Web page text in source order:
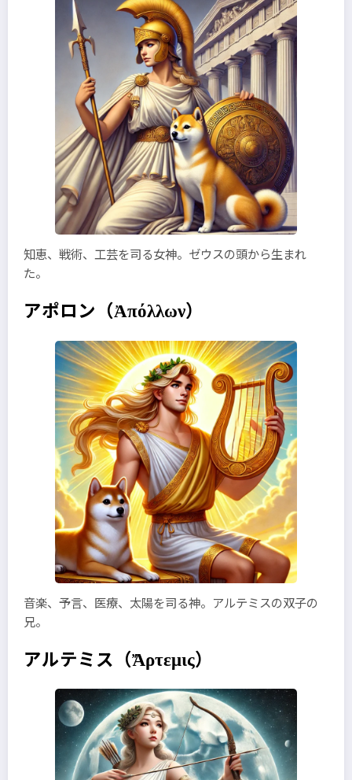
知恵、戦術、工芸を司る女神。ゼウスの頭から生まれ
た。
アポロン （Ἀπόλλων）
音楽、予言、医療、太陽を司る神。アルテミスの双子の
兄。
アルテミス （Ἄρτεμις）